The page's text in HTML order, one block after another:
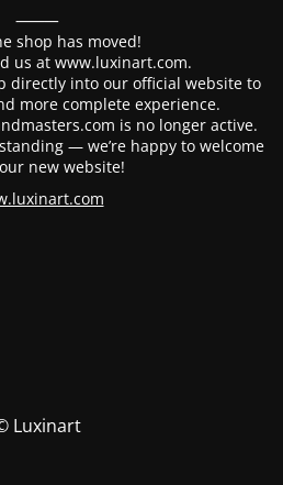
⸻
shop has moved!
us at www.luxinart.com.
directly into our official website to
more complete experience.
is no longer active.
— we’re happy to welcome
new website!
Luxinart